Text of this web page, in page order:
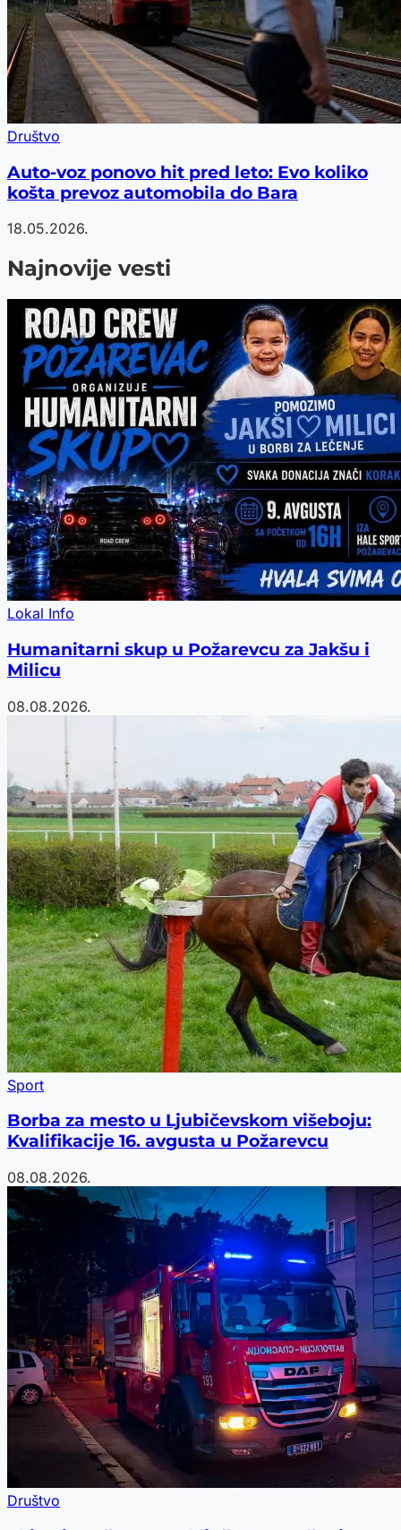
Društvo
Auto-voz ponovo hit pred leto: Evo koliko
košta prevoz automobila do Bara
18.05.2026.
Najnovije vesti
Lokal Info
Humanitarni skup u Požarevcu za Jakšu i
Milicu
08.08.2026.
Sport
Borba za mesto u Ljubičevskom višeboju:
Kvalifikacije 16. avgusta u Požarevcu
08.08.2026.
Društvo